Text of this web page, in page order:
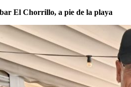
El Chorrillo, a pie de la playa